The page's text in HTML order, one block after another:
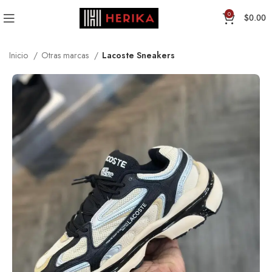
0 $0.00
Inicio Otras marcas Lacoste Sneakers